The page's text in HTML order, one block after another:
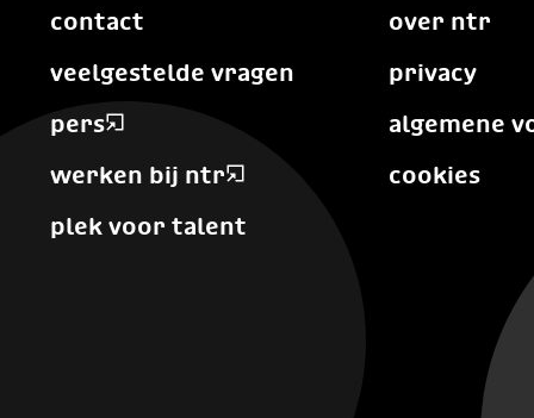
contact
veelgestelde vragen
pers
werken bij ntr
plek voor talent
over ntr
privacy
algemene
cookies